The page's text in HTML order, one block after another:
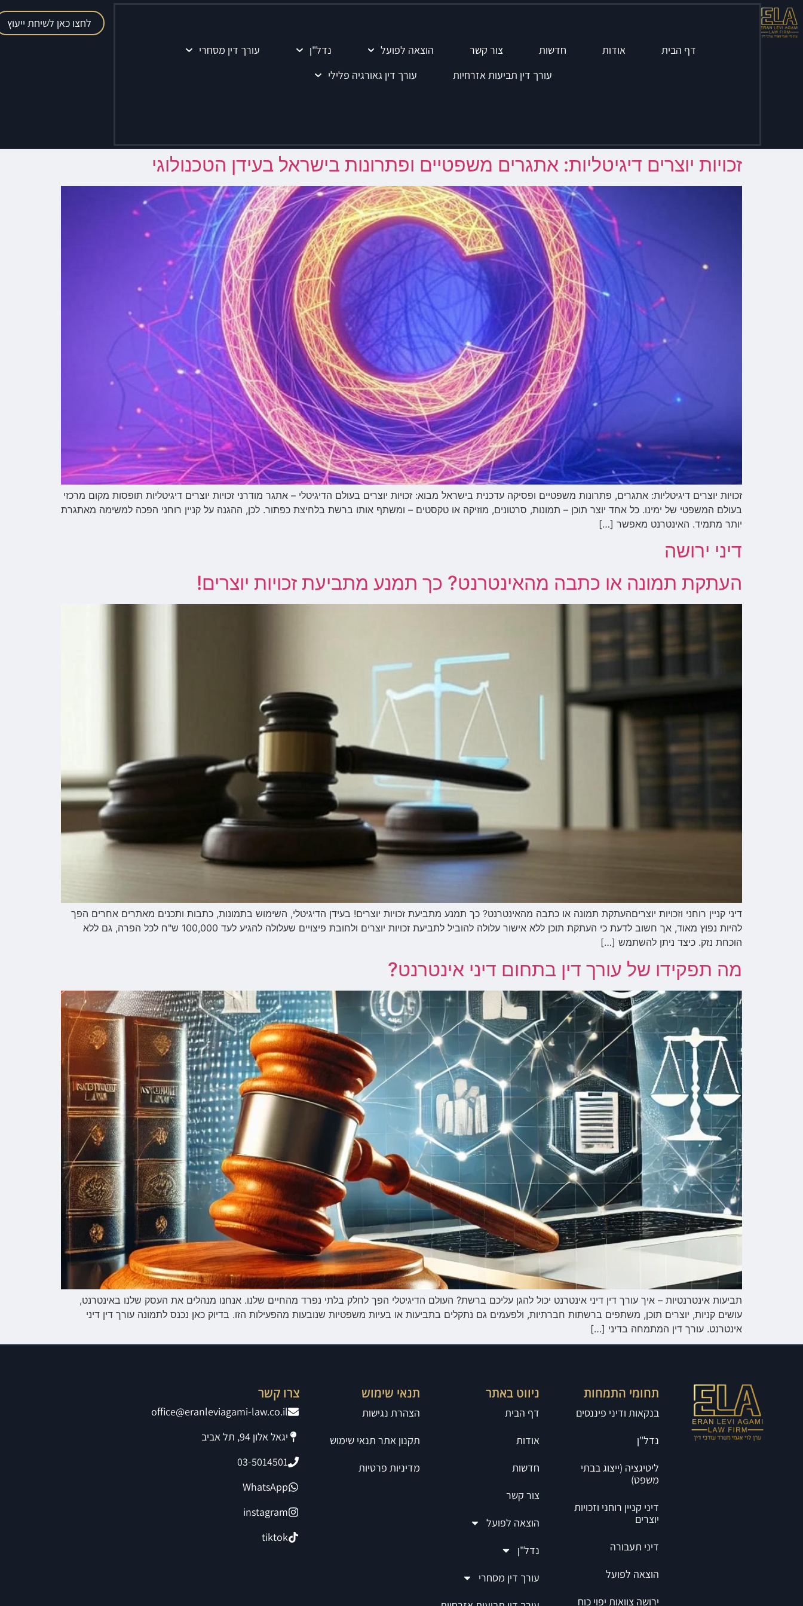
דף הבית אודות חדשות צור קשר הוצאה לפועל נדל"ן
עורך דין מסחרי
עורך דין תביעות אזרחיות
עורך דין גאורגיה פלילי
לחצו כאן לשיחת ייעוץ
זכויות יוצרים דיגיטליות: אתגרים משפטיים ופתרונות בישראל בעידן הטכנולוגי
זכויות יוצרים דיגיטליות: אתגרים, פתרונות משפטיים ופסיקה עדכנית בישראל מבוא: זכויות יוצרים בעולם הדיגיטלי – אתגר מודרני זכויות יוצרים דיגיטליות תופסות מקום מרכזי
בעולם המשפטי של ימינו. כל אחד יוצר תוכן – תמונות, סרטונים, מוזיקה או טקסטים – ומשתף אותו ברשת בלחיצת כפתור. לכן, ההגנה על קניין רוחני הפכה למשימה מאתגרת
יותר מתמיד. האינטרנט מאפשר […]
דיני ירושה
העתקת תמונה או כתבה מהאינטרנט? כך תמנע מתביעת זכויות יוצרים!
דיני קניין רוחני וזכויות יוצריםהעתקת תמונה או כתבה מהאינטרנט? כך תמנע מתביעת זכויות יוצרים! בעידן הדיגיטלי, השימוש בתמונות, כתבות ותכנים מאתרים אחרים הפך
להיות נפוץ מאוד, אך חשוב לדעת כי העתקת תוכן ללא אישור עלולה להוביל לתביעת זכויות יוצרים ולחובת פיצויים שעלולה להגיע לעד 100,000 ש"ח לכל הפרה, גם ללא
הוכחת נזק. כיצד ניתן להשתמש […]
מה תפקידו של עורך דין בתחום דיני אינטרנט?
תביעות אינטרנטיות – איך עורך דין דיני אינטרנט יכול להגן עליכם ברשת? העולם הדיגיטלי הפך לחלק בלתי נפרד מהחיים שלנו. אנחנו מנהלים את העסק שלנו באינטרנט,
עושים קניות, יוצרים תוכן, משתפים ברשתות חברתיות, ולפעמים גם נתקלים בתביעות או בעיות משפטיות שנובעות מהפעילות הזו. בדיוק כאן נכנס לתמונה עורך דין דיני
אינטרנט. עורך דין המתמחה בדיני […]
תחומי התמחות
בנקאות ודיני פיננסים
נדל"ן
ליטיגציה (ייצוג בבתי
משפט)
דיני קניין רוחני וזכויות
יוצרים
דיני תעבורה
הוצאה לפועל
ירושה צוואות יפוי כוח
ניווט באתר
דף הבית
אודות
חדשות
צור קשר
הוצאה לפועל
נדל"ן
עורך דין מסחרי
תנאי שימוש
הצהרת נגישות
תקנון אתר תנאי שימוש
מדיניות פרטיות
צרו קשר
office@eranleviagami-law.co.il
יגאל אלון 94, תל אביב
03-5014501
WhatsApp
instagram
tiktok